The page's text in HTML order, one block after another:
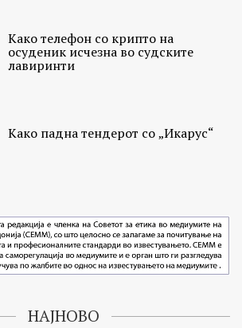
Како телефон со крипто на
осуденик исчезна во судските
лавиринти
Како падна тендерот со „Икарус“
НАЈНОВО